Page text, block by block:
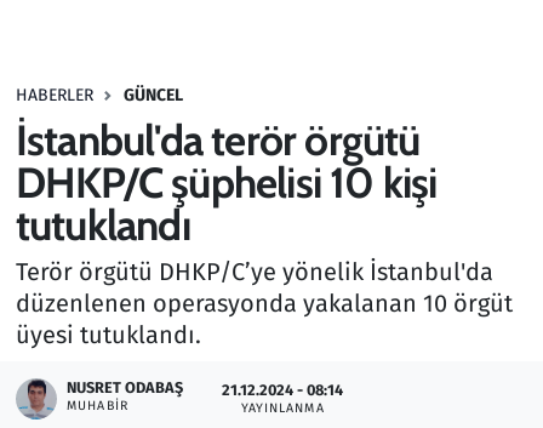
HABERLER GÜNCEL
İstanbul'da terör örgütü
DHKP/C şüphelisi 10 kişi
tutuklandı
Terör örgütü DHKP/C’ye yönelik İstanbul'da
düzenlenen operasyonda yakalanan 10 örgüt
üyesi tutuklandı.
NUSRET ODABAŞ
MUHABIR
21.12.2024 - 08:14
YAYINLANMA
Haber
Kültür Sanat
Kurumsal Haberler
Lezzet Durağı
Memur ve Kamu
Otomobil